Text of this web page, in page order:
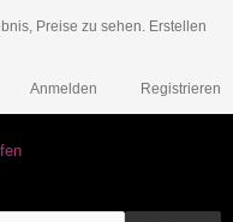
Preise zu sehen. Erstellen
Registrieren
Anmelden